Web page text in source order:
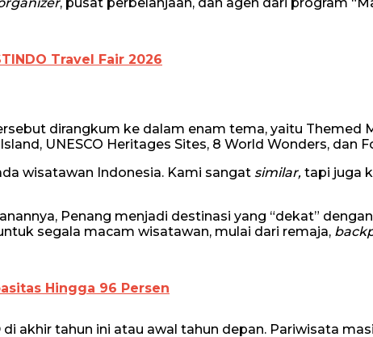
Travel Fair 2026
dirangkum ke dalam enam tema, yaitu Themed
UNESCO Heritages Sites, 8 World Wonders, dan
wisatawan Indonesia. Kami sangat similar, tapi juga
Penang menjadi destinasi yang “dekat”
segala macam wisatawan, mulai dari remaja,
Hingga 96 Persen
akhir tahun ini atau awal tahun depan. Pariwisata